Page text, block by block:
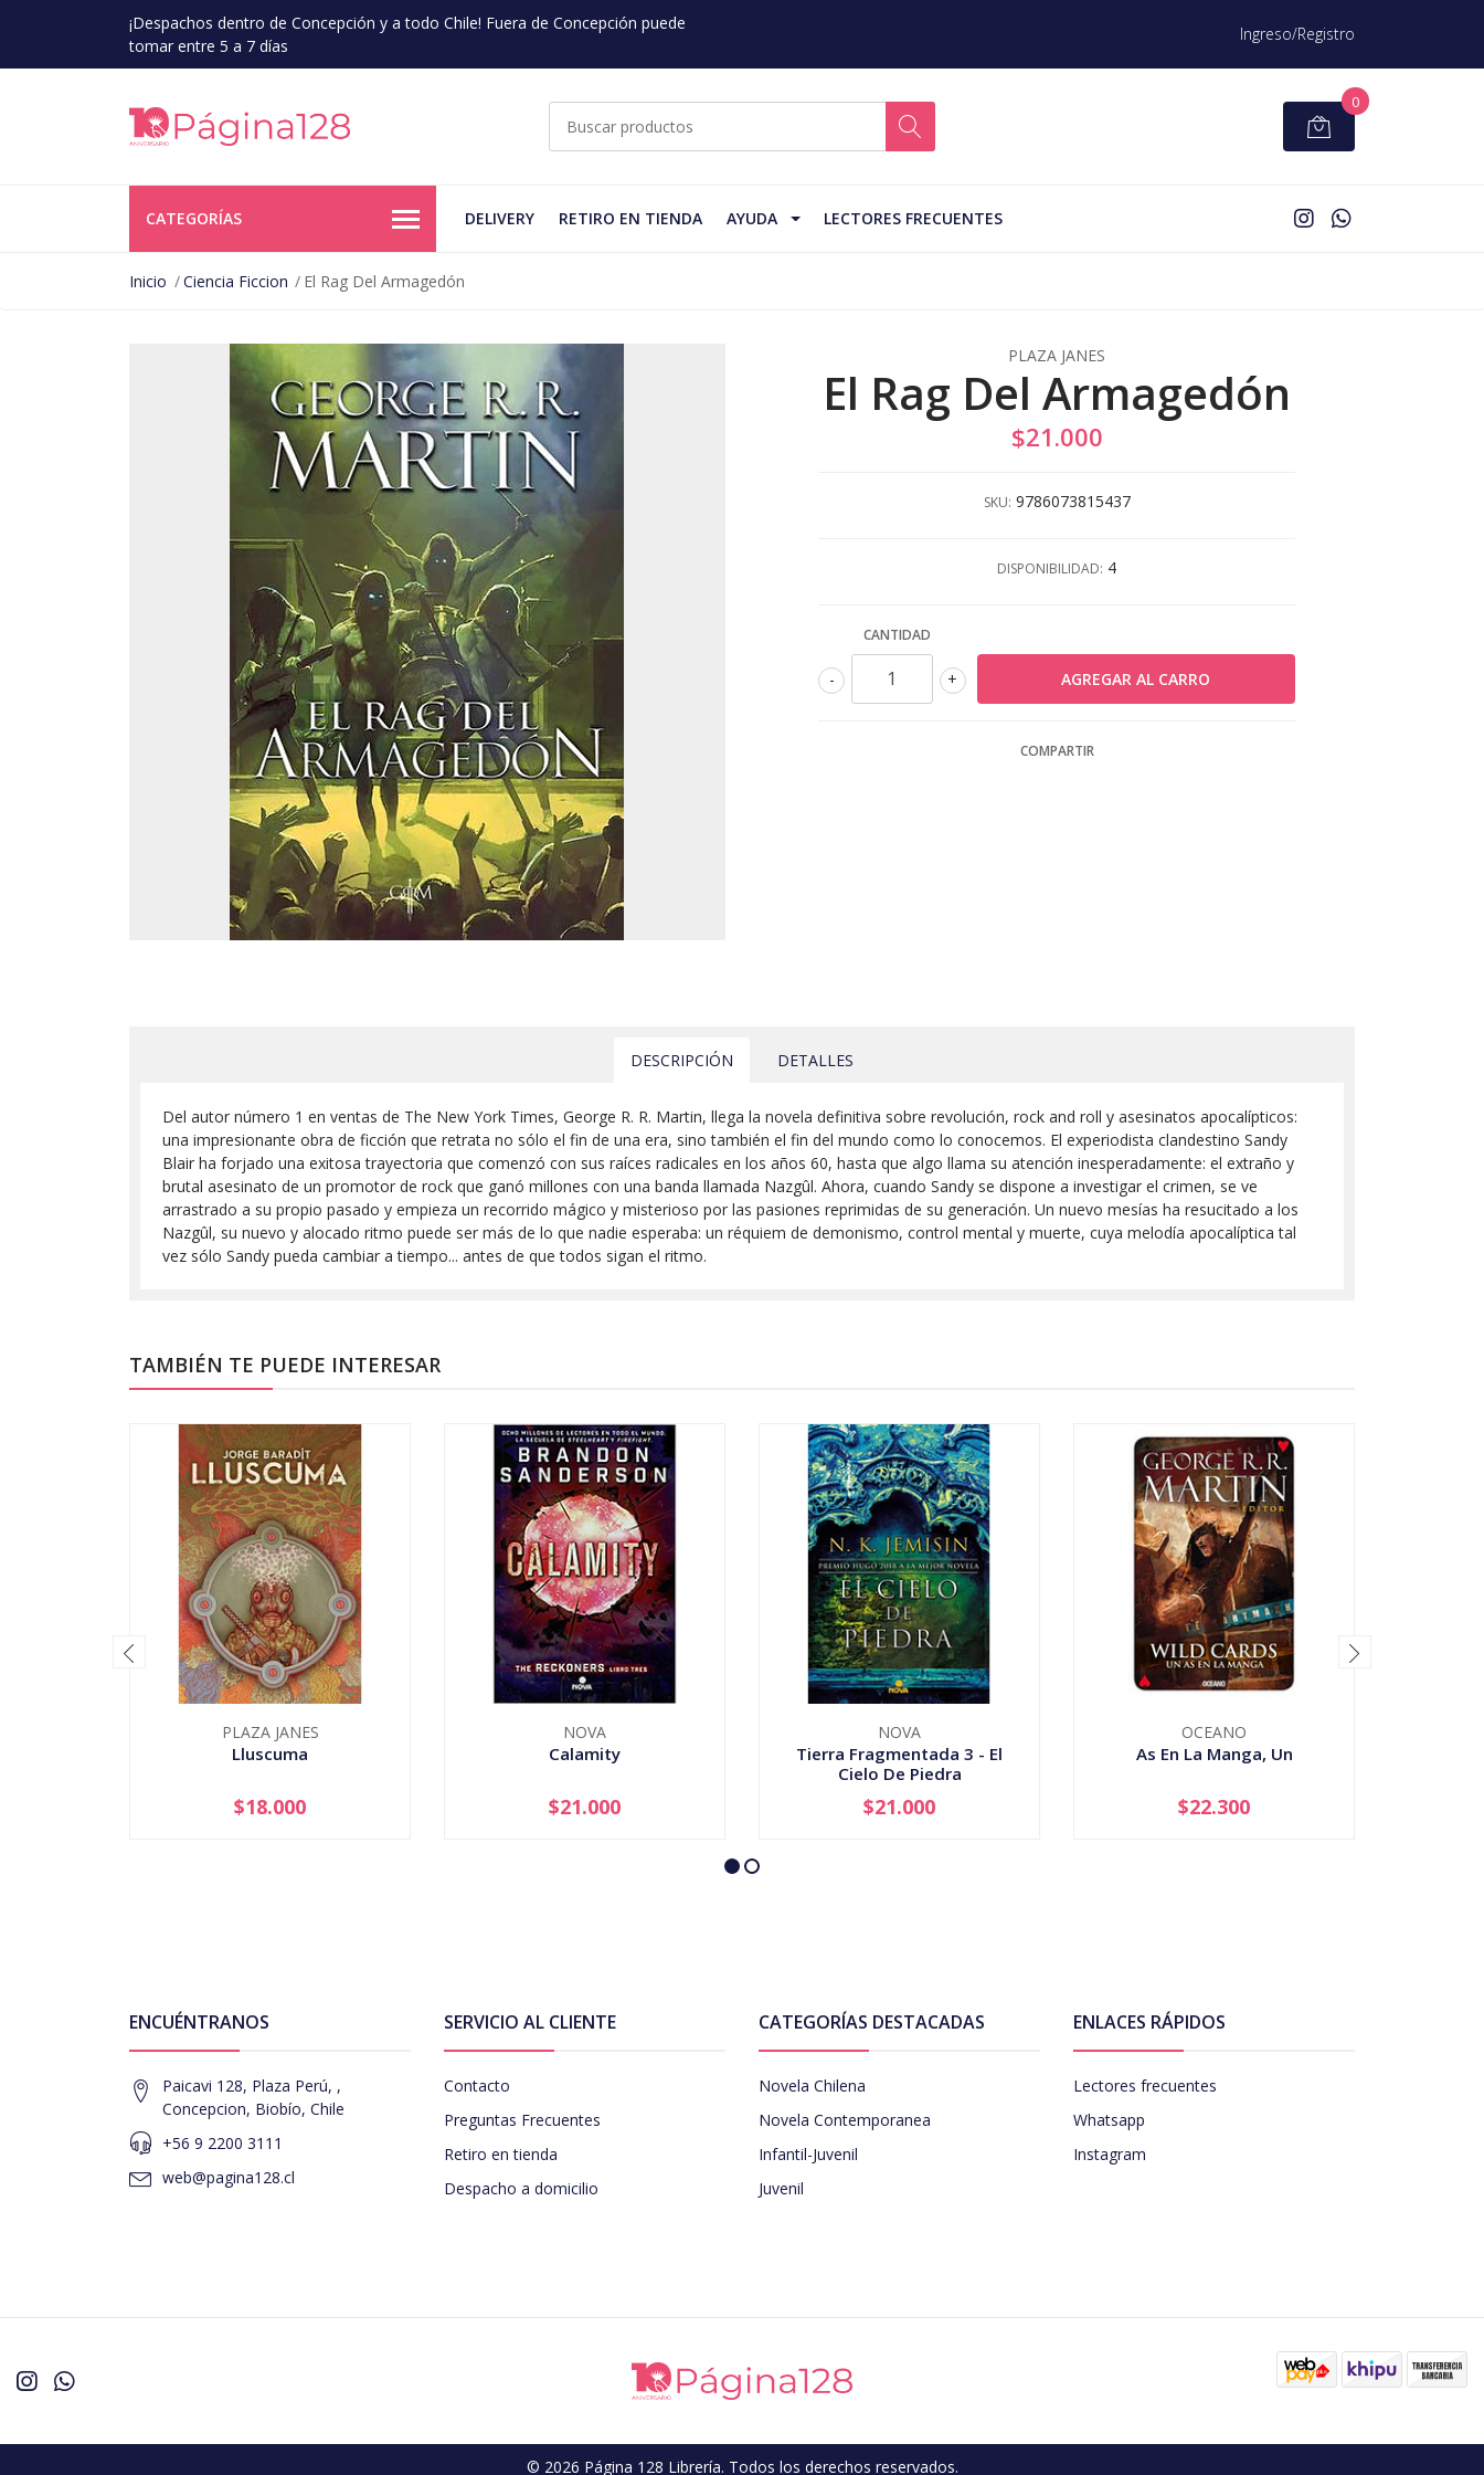
¡Despachos dentro de Concepción y a todo Chile! Fuera de Concepción puede
tomar entre 5 a 7 días
Ingreso/Registro
0
CATEGORÍAS DELIVERY RETIRO EN TIENDA AYUDA LECTORES FRECUENTES
Inicio Ciencia Ficcion El Rag Del Armagedón
PLAZA JANES
El Rag Del Armagedón
$21.000
SKU: 9786073815437
DISPONIBILIDAD: 4
CANTIDAD
+
-
COMPARTIR
DESCRIPCIÓN DETALLES
Del autor número 1 en ventas de The New York Times, George R. R. Martin, llega la novela definitiva sobre revolución, rock and roll y asesinatos apocalípticos:
una impresionante obra de ficción que retrata no sólo el fin de una era, sino también el fin del mundo como lo conocemos. El experiodista clandestino Sandy
Blair ha forjado una exitosa trayectoria que comenzó con sus raíces radicales en los años 60, hasta que algo llama su atención inesperadamente: el extraño y
brutal asesinato de un promotor de rock que ganó millones con una banda llamada Nazgûl. Ahora, cuando Sandy se dispone a investigar el crimen, se ve
arrastrado a su propio pasado y empieza un recorrido mágico y misterioso por las pasiones reprimidas de su generación. Un nuevo mesías ha resucitado a los
Nazgûl, su nuevo y alocado ritmo puede ser más de lo que nadie esperaba: un réquiem de demonismo, control mental y muerte, cuya melodía apocalíptica tal
vez sólo Sandy pueda cambiar a tiempo... antes de que todos sigan el ritmo.
TAMBIÉN TE PUEDE INTERESAR
PLAZA JANES
Lluscuma
+
$18.000
NOVA
Calamity
+
$21.000
NOVA
Tierra Fragmentada 3 - El
Cielo De Piedra
+
$21.000
OCEANO
As En La Manga, Un
+
$22.300
ENCUÉNTRANOS
Paicavi 128, Plaza Perú, ,
Concepcion, Biobío, Chile
+56 9 2200 3111
web@pagina128.cl
SERVICIO AL CLIENTE
Contacto
Preguntas Frecuentes
Retiro en tienda
Despacho a domicilio
CATEGORÍAS DESTACADAS
Novela Chilena
Novela Contemporanea
Infantil-Juvenil
Juvenil
ENLACES RÁPIDOS
Lectores frecuentes
Whatsapp
Instagram
© 2026 Página 128 Librería. Todos los derechos reservados.